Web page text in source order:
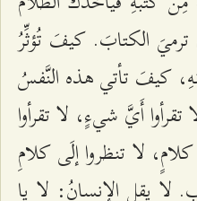
ترميَ الكتابَ. كیفَ تُؤثِّرُ
كیفَ تأتي هذه النَّفسُ
تقرأوا أَيَّ شيءٍ، لا تقرأوا
لا تنظروا إلَى كلامِ
لا یقلِ الإنسانُ: لا يا